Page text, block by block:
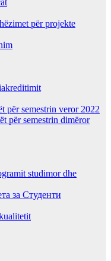
për projekte
për semestrin veror 2022
për semestrin dimëror
studimor dhe
за Студенти